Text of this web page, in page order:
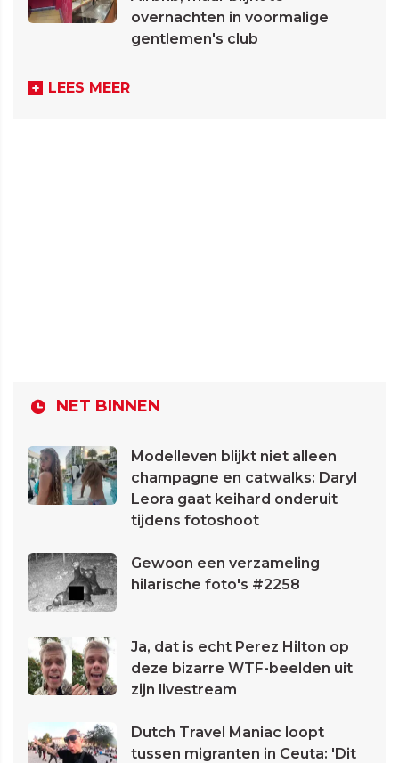
overnachten in voormalige
gentlemen's club
LEES MEER
NET BINNEN
Modelleven blijkt niet alleen
champagne en catwalks: Daryl
Leora gaat keihard onderuit
tijdens fotoshoot
Gewoon een verzameling
hilarische foto's #2258
Ja, dat is echt Perez Hilton op
deze bizarre WTF-beelden uit
zijn livestream
Dutch Travel Maniac loopt
tussen migranten in Ceuta: 'Dit